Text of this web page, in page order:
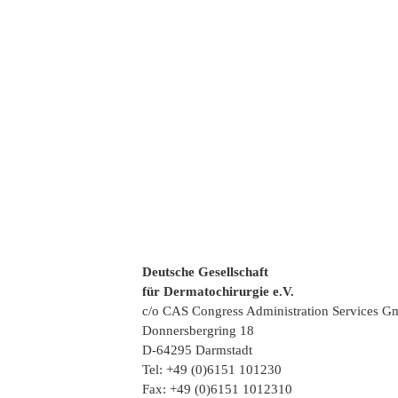
Deutsche Gesellschaft
für Dermatochirurgie e.V.
c/o CAS Congress Administration Services
Donnersbergring 18
D-64295 Darmstadt
Tel: +49 (0)6151 101230
Fax: +49 (0)6151 1012310